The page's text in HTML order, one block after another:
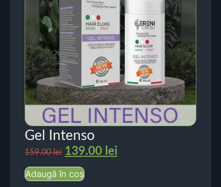
Gel Intenso
159.00lei 139.00 lei
Adaugă în coș